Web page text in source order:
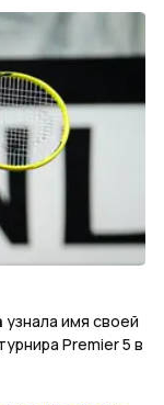
узнала имя своей
Premier5 в